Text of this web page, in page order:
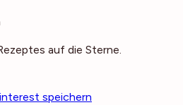
auf die Sterne.
speichern